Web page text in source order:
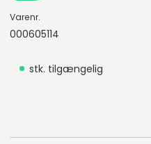
Varenr.
000605114
stk. tilgængelig